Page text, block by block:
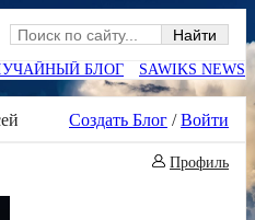
SAWIKS NEWS
БЛОГ
Создать Блог /Войти
Профиль